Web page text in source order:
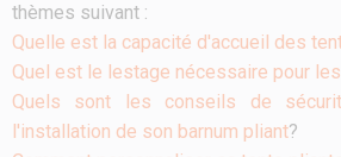
thèmes suivant :
Quelle est la capacité d'accueil des
Quel est le lestage nécessaire pour
Quels sont les conseils de
l'installation de son barnum pliant?